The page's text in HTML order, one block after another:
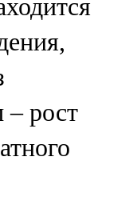
– рост